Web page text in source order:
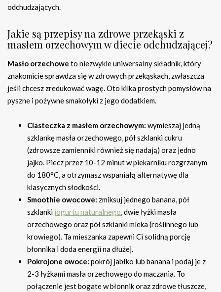
odchudzających.
Jakie są przepisy na zdrowe przekąski z
masłem orzechowym w diecie odchudzającej?
Masło orzechowe to niezwykle uniwersalny składnik, który
znakomicie sprawdza się w zdrowych przekąskach, zwłaszcza
jeśli chcesz zredukować wagę. Oto kilka prostych pomysłów na
pyszne i pożywne smakołyki z jego dodatkiem.
Ciasteczka z masłem orzechowym: wymieszaj jedną
szklankę masła orzechowego, pół szklanki cukru
(zdrowsze zamienniki również się nadają) oraz jedno
jajko. Piecz przez 10-12 minut w piekarniku rozgrzanym
do 180°C, a otrzymasz wspaniałą alternatywę dla
klasycznych słodkości.
Smoothie owocowe: zmiksuj jednego banana, pół
szklanki jogurtu naturalnego, dwie łyżki masła
orzechowego oraz pół szklanki mleka (roślinnego lub
krowiego). Ta mieszanka zapewni Ci solidną porcję
błonnika i doda energii na dłużej.
Pokrojone owoce: pokrój jabłko lub banana i podaj je z
2-3 łyżkami masła orzechowego do maczania. To
połączenie jest bogate w błonnik oraz zdrowe tłuszcze,